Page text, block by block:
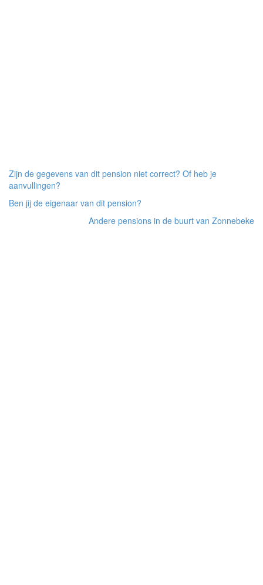
Zijn de gegevens van dit pension niet correct? Of heb je
aanvullingen?
Ben jij de eigenaar van dit pension?
Andere pensions in de buurt van Zonnebeke